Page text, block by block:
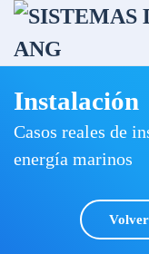
Ir al contenido
Instalación
Casos reales de
energía marinos